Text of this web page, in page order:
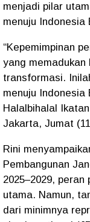
menjadi pilar
menuju Indonesia
“Kepemimpinan
yang
transformasi.
menuju Indonesia
Halalbihalal
Jakarta, Jumat
Rini
Pembangunan
2025–2029,
utama. Namun,
dari minimnya